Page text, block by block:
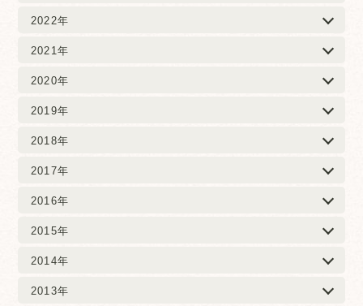
2022年
2021年
2020年
2019年
2018年
2017年
2016年
2015年
2014年
2013年